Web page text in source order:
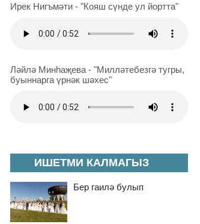
ИШЕТМИ КАЛМАГЫЗ
Бер гаилә булып
Ирек Нигъмәти - "Кояш сүнде ул йортта"
Ләйлә Минһаҗева - "Милләтебезгә тугры,
буыннарга үрнәк шәхес"